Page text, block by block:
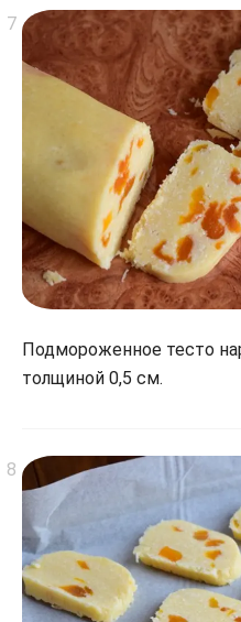
Подмороженное тесто
толщиной 0,5 см.